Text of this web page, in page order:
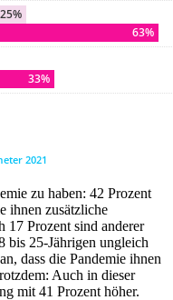
zu haben: 42 Prozent
ihnen zusätzliche
17 Prozent sind anderer
bis 25-Jährigen ungleich
dass die Pandemie ihnen
Auch in dieser
mit 41 Prozent höher.